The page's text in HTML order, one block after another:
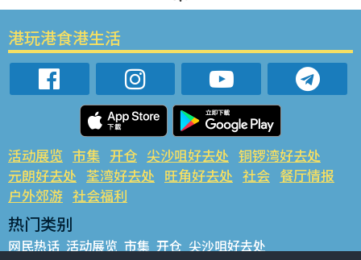
港玩港食港生活
活动展览 市集 开仓 尖沙咀好去处 铜锣湾好去处
元朗好去处 荃湾好去处 旺角好去处 社会 餐厅情报
户外郊游 社会福利
热门类别
网民热话 活动展览 市集 开仓 尖沙咀好去处